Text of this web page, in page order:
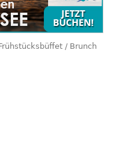
/ Brunch